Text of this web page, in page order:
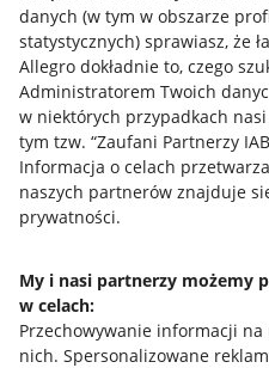
danych (w tym w obszarze
statystycznych) sprawiasz, że
Allegro dokładnie to, czego
Administratorem Twoich
w niektórych przypadkach
tym tzw. “Zaufani Partnerzy
Informacja o celach
naszych partnerów znajduje
prywatności.
My i nasi partnerzy możemy
w celach:
Przechowywanie informacji
nich. Spersonalizowane
Przydatne informacje
Jak to działa
Allegro Gadane dla
Allegro Gadane dla